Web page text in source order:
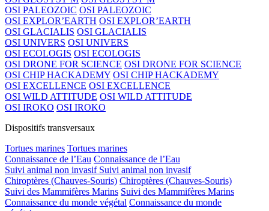
OSI PALEOZOIC OSI PALEOZOIC
OSI EXPLOR’EARTH OSI EXPLOR’EARTH
OSI GLACIALIS OSI GLACIALIS
OSI UNIVERS OSI UNIVERS
OSI ECOLOGIS OSI ECOLOGIS
OSI DRONE FOR SCIENCE OSI DRONE FOR SCIENCE
OSI CHIP HACKADEMY OSI CHIP HACKADEMY
OSI EXCELLENCE OSI EXCELLENCE
OSI WILD ATTITUDE OSI WILD ATTITUDE
OSI IROKO OSI IROKO
Dispositifs transversaux
Tortues marines Tortues marines
Connaissance de l’Eau Connaissance de l’Eau
Suivi animal non invasif Suivi animal non invasif
Chiroptères (Chauves-Souris) Chiroptères (Chauves-Souris)
Suivi des Mammifères Marins Suivi des Mammifères Marins
Connaissance du monde végétal Connaissance du monde